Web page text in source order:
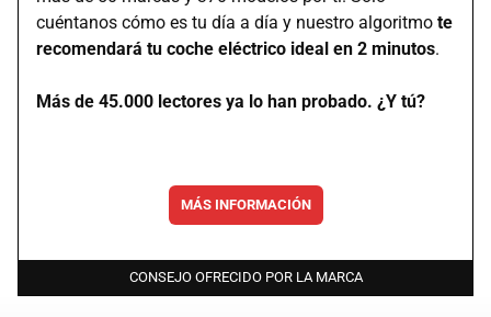
cuéntanos cómo es tu día a día y nuestro algoritmo te
recomendará tu coche eléctrico ideal en 2 minutos.
Más de 45.000 lectores ya lo han probado. ¿Y tú?
MÁS INFORMACIÓN
CONSEJO OFRECIDO POR LA MARCA